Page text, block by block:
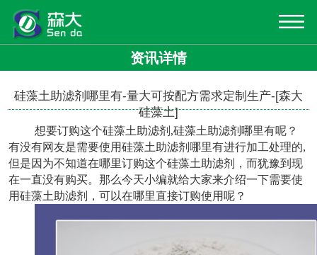
资讯详情
硅藻土助滤剂哪里有-量大可按配方需求定制生产-[森大
硅藻土]
想要订购这个硅藻土助滤剂,硅藻土助滤剂哪里有呢？
有没有网友是需要使用硅藻土助滤剂哪里有进行加工处理的,
但是因为不知道在哪里订购这个硅藻土助滤剂，而犹豫到现
在一直没有购买。那么今天小编就给大家来介绍一下需要使
用硅藻土助滤剂，可以在哪里直接订购使用呢？